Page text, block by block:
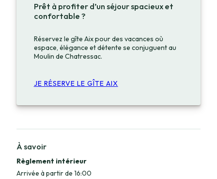
Prêt à profiter d’un séjour spacieux et
confortable ?
Réservez le gîte Aix pour des vacances où
espace, élégance et détente se conjuguent au
Moulin de Chatressac.
JE RÉSERVE LE GÎTE AIX
À savoir
Règlement intérieur
Arrivée à partir de 16:00